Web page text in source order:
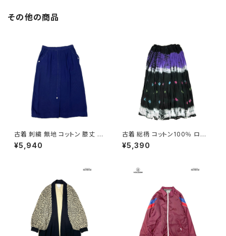
その他の商品
古着 刺繍 無地 コットン 膝丈 ス
カート 紺 (ba2607004)
¥5,940
古着 総柄 コットン100％ ロン
グ丈 スカート 黒 紫 (ba26070
20)
¥5,390